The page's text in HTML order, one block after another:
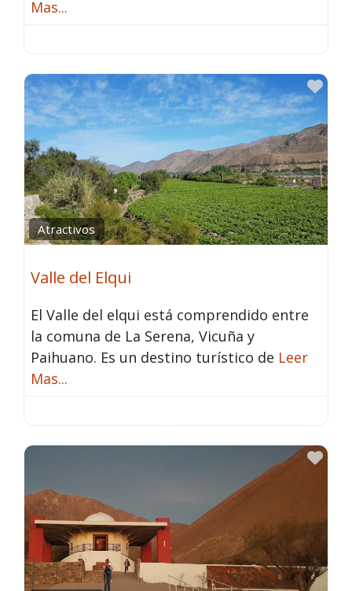
Mas...
Atractivos
Valle del Elqui
El Valle del elqui está comprendido entre
la comuna de La Serena, Vicuña y
Paihuano. Es un destino turístico de Leer
Mas...